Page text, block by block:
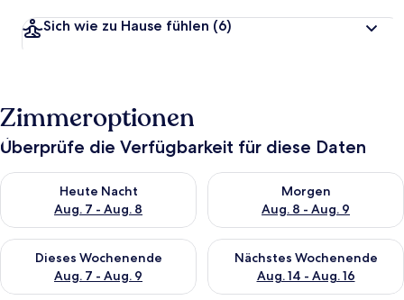
Sich wie zu Hause fühlen (6)
Zimmeroptionen
Überprüfe die Verfügbarkeit für diese Daten
Heute Nacht
Aug. 7 - Aug. 8
Überprüfe die Verfügbarkeit für heute Nacht, Aug. 7 - Aug. 8.
Morgen
Aug. 8 - Aug. 9
Überprüfe die Verfügbarkeit
Dieses Wochenende
Aug. 7 - Aug. 9
Überprüfe die Verfügbarkeit für dieses Wochenende, Aug. 7
Nächstes Wochenende
Aug. 14 - Aug. 16
Überprüfe die Verfügbarkeit